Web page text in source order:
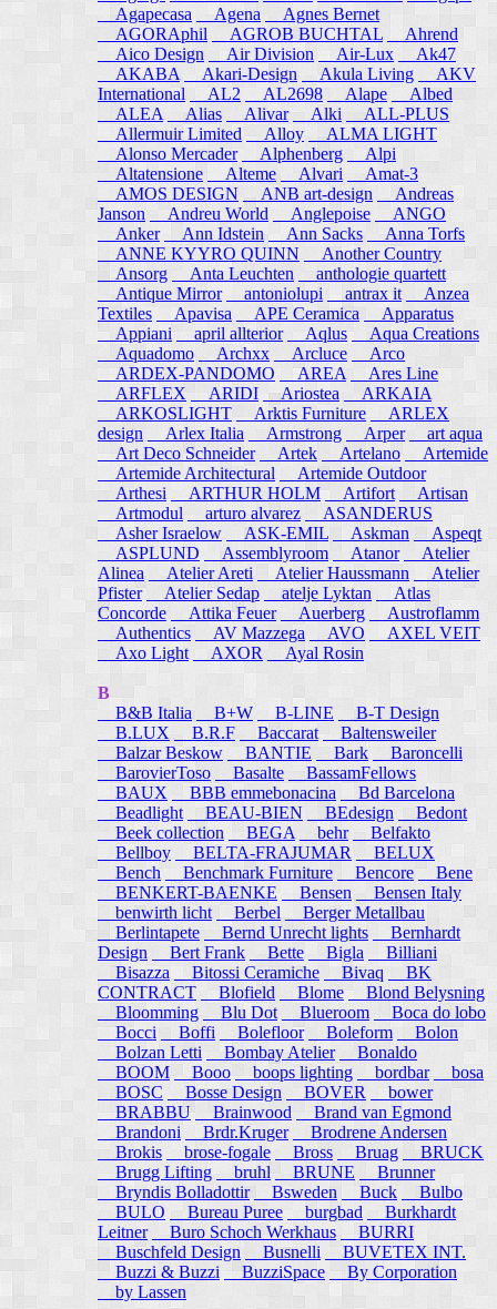
Agapecasa
Agena
Agnes Bernet
AGORAphil
AGROB BUCHTAL
Ahrend
Aico Design
Air Division Air-Lux
Ak47
AKABA
Akari-Design Akula Living
AKV
International
AL2 AL2698 Alape
Albed
ALEA
Alias Alivar Alki
ALL-PLUS
Allermuir Limited
Alloy
ALMA LIGHT
Alonso Mercader
Alphenberg
Alpi
Altatensione
Alteme Alvari
Amat-3
AMOS DESIGN
ANB art-design
Andreas
Janson
Andreu World Anglepoise
ANGO
Anker
Ann Idstein Ann Sacks
Anna Torfs
ANNE KYYRO QUINN
Another Country
Ansorg
Anta Leuchten
anthologie quartett
Antique Mirror
antoniolupi antrax it
Anzea
Textiles
Apavisa APE Ceramica
Apparatus
Appiani
april allterior Aqlus Aqua Creations
Aquadomo
Archxx Arcluce
Arco
ARDEX-PANDOMO
AREA
Ares Line
ARFLEX
ARIDI Ariostea
ARKAIA
ARKOSLIGHT
Arktis Furniture
ARLEX
design
Arlex Italia Armstrong Arper
art aqua
Art Deco Schneider
Artek Artelano
Artemide
Artemide Architectural
Artemide Outdoor
Arthesi
ARTHUR HOLM Artifort
Artisan
Artmodul
arturo alvarez
ASANDERUS
Asher Israelow
ASK-EMIL Askman
Aspeqt
ASPLUND
Assemblyroom Atanor
Atelier
Alinea
Atelier Areti Atelier Haussmann
Atelier
Pfister
Atelier Sedap atelje Lyktan
Atlas
Concorde
Attika Feuer Auerberg
Austroflamm
Authentics
AV Mazzega AVO
AXEL VEIT
Axo Light
AXOR Ayal Rosin
B
B&B Italia
B+W B-LINE
B-T Design
B.LUX
B.R.F Baccarat
Baltensweiler
Balzar Beskow
BANTIE Bark
Baroncelli
BarovierToso
Basalte
BassamFellows
BAUX
BBB emmebonacina
Bd Barcelona
Beadlight
BEAU-BIEN BEdesign
Bedont
Beek collection
BEGA behr
Belfakto
Bellboy
BELTA-FRAJUMAR
BELUX
Bench
Benchmark Furniture Bencore
Bene
BENKERT-BAENKE
Bensen
Bensen Italy
benwirth licht
Berbel
Berger Metallbau
Berlintapete
Bernd Unrecht lights
Bernhardt
Design
Bert Frank Bette Bigla
Billiani
Bisazza
Bitossi Ceramiche Bivaq
BK
CONTRACT
Blofield Blome Blond Belysning
Bloomming
Blu Dot Blueroom
Boca do lobo
Bocci
Boffi Bolefloor Boleform
Bolon
Bolzan Letti
Bombay Atelier
Bonaldo
BOOM
Booo boops lighting bordbar
bosa
BOSC
Bosse Design BOVER
bower
BRABBU
Brainwood
Brand van Egmond
Brandoni
Brdr.Kruger
Brodrene Andersen
Brokis
brose-fogale Bross Bruag
BRUCK
Brugg Lifting
bruhl BRUNE
Brunner
Bryndis Bolladottir
Bsweden Buck
Bulbo
BULO
Bureau Puree burgbad
Burkhardt
Leitner
Buro Schoch Werkhaus
BURRI
Buschfeld Design
Busnelli
BUVETEX INT.
Buzzi & Buzzi
BuzziSpace By Corporation
by Lassen